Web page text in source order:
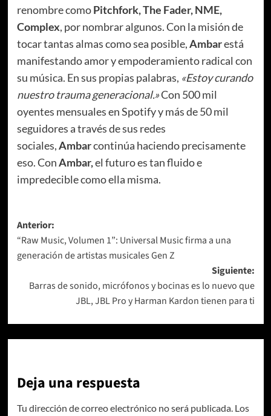
renombre comoPitchfork, The Fader, NME,
Complex, por nombrar algunos. Con la misión de
tocar tantas almas como sea posible,Ambarestá
manifestando amor y empoderamiento radical con
su música. En sus propias palabras, «Estoy curando
nuestro trauma generacional.»Con 500 mil
oyentes mensuales en Spotify y más de 50 mil
seguidores a través de sus redes
sociales,Ambarcontinúa haciendo precisamente
eso. ConAmbar,el futuro es tan fluido e
impredecible como ella misma.
Navegación
de
entradas
Anterior:
“Raw Music, Volumen 1”: Universal Music firma a una
generación de artistas musicales Gen Z
Siguiente:
Barras de sonido, micrófonos y bocinas es lo nuevo que
JBL, JBL Pro y Harman Kardon tienen para ti
Deja una respuesta
Tu dirección de correo electrónico no será publicada. Los